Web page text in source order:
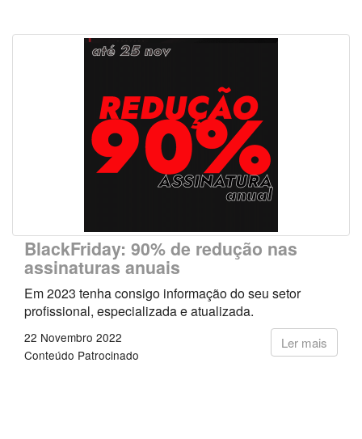
BlackFriday: 90% de redução nas
assinaturas anuais
Em 2023 tenha consigo informação do seu setor
profissional, especializada e atualizada.
Ler mais
22 Novembro 2022
Conteúdo Patrocinado